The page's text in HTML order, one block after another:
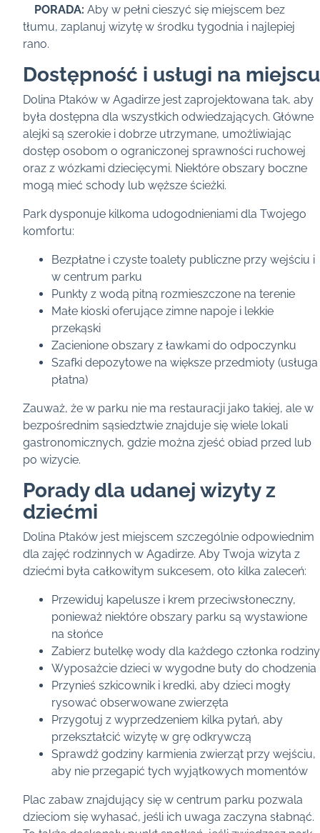
PORADA: Aby w pełni cieszyć się miejscem bez
tłumu, zaplanuj wizytę w środku tygodnia i najlepiej
rano.
Dostępność i usługi na miejscu
Dolina Ptaków w Agadirze jest zaprojektowana tak, aby
była dostępna dla wszystkich odwiedzających. Główne
alejki są szerokie i dobrze utrzymane, umożliwiając
dostęp osobom o ograniczonej sprawności ruchowej
oraz z wózkami dziecięcymi. Niektóre obszary boczne
mogą mieć schody lub węższe ścieżki.
Park dysponuje kilkoma udogodnieniami dla Twojego
komfortu:
Bezpłatne i czyste toalety publiczne przy wejściu i
w centrum parku
Punkty z wodą pitną rozmieszczone na terenie
Małe kioski oferujące zimne napoje i lekkie
przekąski
Zacienione obszary z ławkami do odpoczynku
Szafki depozytowe na większe przedmioty (usługa
płatna)
Zauważ, że w parku nie ma restauracji jako takiej, ale w
bezpośrednim sąsiedztwie znajduje się wiele lokali
gastronomicznych, gdzie można zjeść obiad przed lub
po wizycie.
Porady dla udanej wizyty z
dziećmi
Dolina Ptaków jest miejscem szczególnie odpowiednim
dla zajęć rodzinnych w Agadirze. Aby Twoja wizyta z
dziećmi była całkowitym sukcesem, oto kilka zaleceń:
Przewiduj kapelusze i krem przeciwsłoneczny,
ponieważ niektóre obszary parku są wystawione
na słońce
Zabierz butelkę wody dla każdego członka rodziny
Wyposażcie dzieci w wygodne buty do chodzenia
Przynieś szkicownik i kredki, aby dzieci mogły
rysować obserwowane zwierzęta
Przygotuj z wyprzedzeniem kilka pytań, aby
przekształcić wizytę w grę odkrywczą
Sprawdź godziny karmienia zwierząt przy wejściu,
aby nie przegapić tych wyjątkowych momentów
Plac zabaw znajdujący się w centrum parku pozwala
dzieciom się wyhasać, jeśli ich uwaga zaczyna słabnąć.